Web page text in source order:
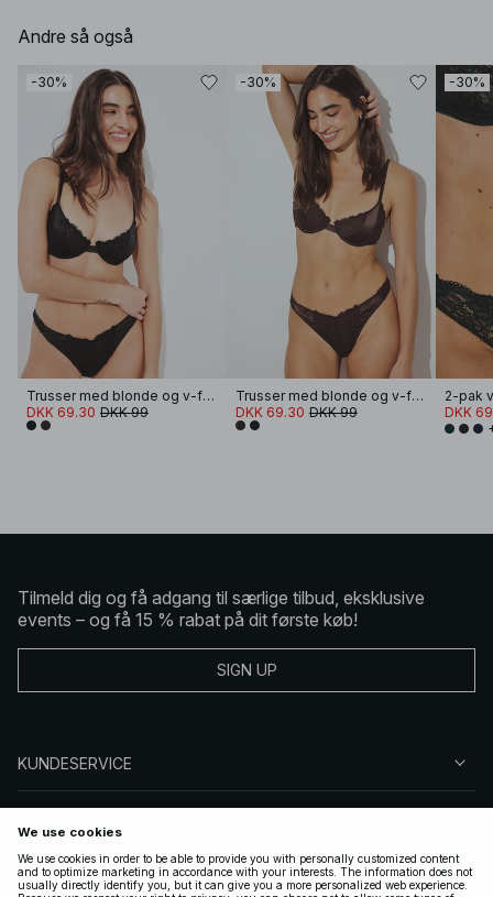
Andre så også
-30%
Trusser med blonde og v-form
DKK 69.30 DKK 99
-30%
Trusser med blonde og v-form
DKK 69.30 DKK 99
-30%
2-pak
DKK
Tilmeld dig og få adgang til særlige tilbud, eksklusive
events – og få 15 % rabat på dit første køb!
SIGN UP
KUNDESERVICE
FØLG OS